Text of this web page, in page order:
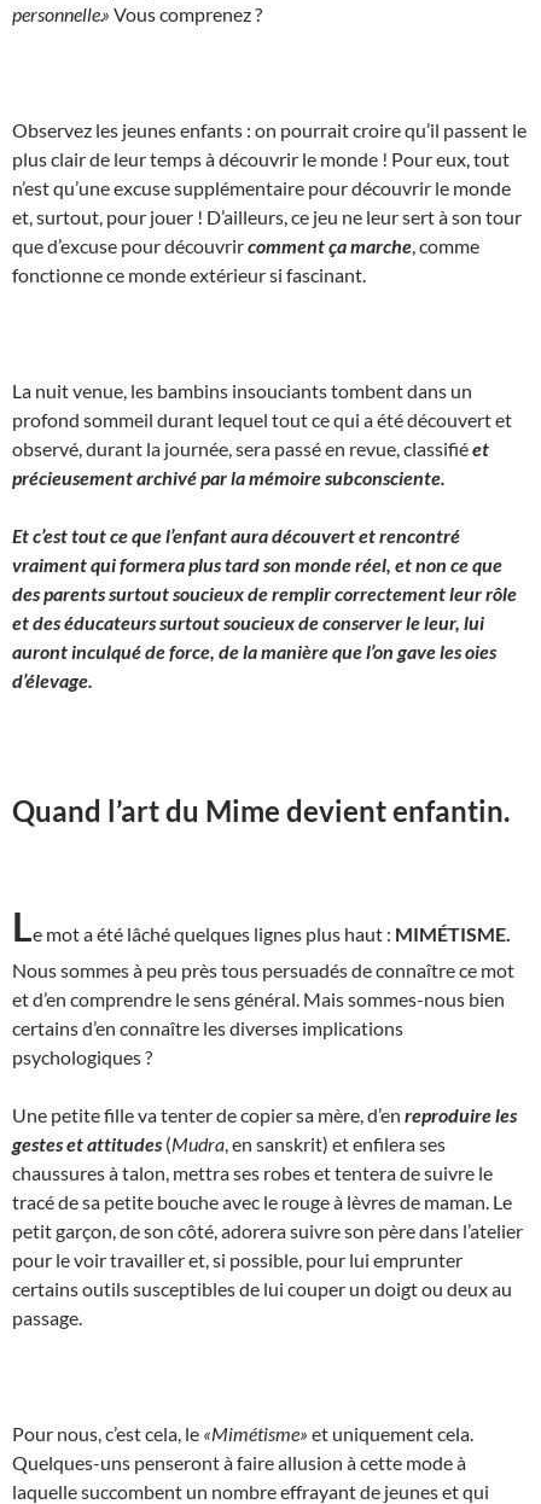
personnelle.» Vous comprenez ?
Observez les jeunes enfants : on pourrait croire qu’il passent le
plus clair de leur temps à découvrir le monde ! Pour eux, tout
n’est qu’une excuse supplémentaire pour découvrir le monde
et, surtout, pour jouer ! D’ailleurs, ce jeu ne leur sert à son tour
que d’excuse pour découvrircomment ça marche , comme
fonctionne ce monde extérieur si fascinant.
La nuit venue, les bambins insouciants tombent dans un
profond sommeil durant lequel tout ce qui a été découvert et
observé, durant la journée, sera passé en revue, classifiéet
précieusement archivé par la mémoire subconsciente.
Et c’est tout ce que l’enfant aura découvert et rencontré
vraiment qui formera plus tard son monde réel, et non ce que
des parents surtout soucieux de remplir correctement leur rôle
et des éducateurs surtout soucieux de conserver le leur, lui
auront inculqué de force, de la manière que l’on gave les oies
d’élevage.
Quand l’art du Mime devient enfantin.
Le mot a été lâché quelques lignes plus haut : MIMÉTISME.
Nous sommes à peu près tous persuadés de connaître ce mot
et d’en comprendre le sens général. Mais sommes-nous bien
certains d’en connaître les diverses implications
psychologiques ?
Une petite fille va tenter de copier sa mère, d’en reproduire les
gestes et attitudes (Mudra , en sanskrit) et enfilera ses
chaussures à talon, mettra ses robes et tentera de suivre le
tracé de sa petite bouche avec le rouge à lèvres de maman. Le
petit garçon, de son côté, adorera suivre son père dans l’atelier
pour le voir travailler et, si possible, pour lui emprunter
certains outils susceptibles de lui couper un doigt ou deux au
passage.
Pour nous, c’est cela, le «Mimétisme» et uniquement cela.
Quelques-uns penseront à faire allusion à cette mode à
laquelle succombent un nombre effrayant de jeunes et qui